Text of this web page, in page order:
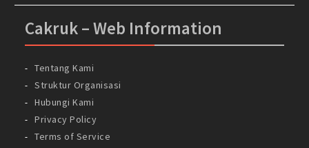
Cakruk – Web Information
Tentang Kami
Struktur Organisasi
Hubungi Kami
Privacy Policy
Terms of Service